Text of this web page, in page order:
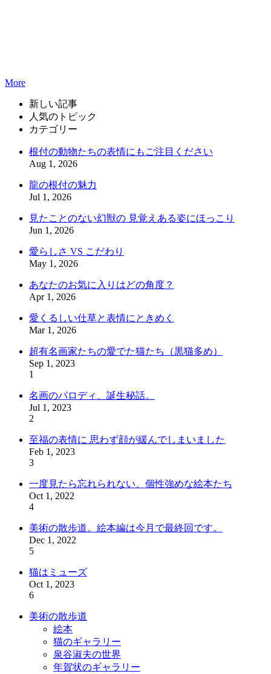
More
新しい記事
人気のトピック
カテゴリー
根付の動物たちの表情にもご注目ください
Aug 1, 2026
龍の根付の魅力
Jul 1, 2026
見たことのない幻獣の 見覚えある姿にほっこり
Jun 1, 2026
愛らしさ VS こだわり
May 1, 2026
あなたのお気に入りはどの角度？
Apr 1, 2026
愛くるしい仕草と表情にときめく
Mar 1, 2026
超有名画家たちの愛でた猫たち（黒猫多め）
Sep 1, 2023
1
名画のパロディ、誕生秘話。
Jul 1, 2023
2
至福の表情に 思わず顔が緩んでしまいました
Feb 1, 2023
3
一度見たら忘れられない、個性強めな絵本たち
Oct 1, 2022
4
美術の散歩道。絵本編は今月で最終回です。
Dec 1, 2022
5
猫はミューズ
Oct 1, 2023
6
美術の散歩道
絵本
猫のギャラリー
泉谷淑夫の世界
年賀状のギャラリー